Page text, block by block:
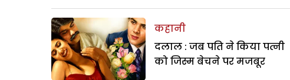
कहानी
दलाल : जब पति ने किया पत्नी
को जिस्म बेचने पर मजबूर